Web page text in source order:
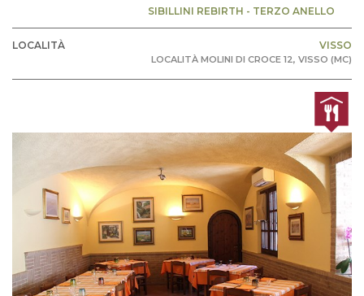
SIBILLINI REBIRTH - TERZO ANELLO
LOCALITÀ VISSO
LOCALITÀ MOLINI DI CROCE 12, VISSO (MC)